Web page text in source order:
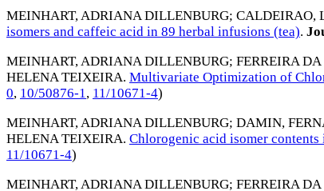
MEINHART, ADRIANA DILLENBURG; CALDEIRAO,
isomers and caffeic acid in 89 herbal infusions (tea).
MEINHART, ADRIANA DILLENBURG; FERREIRA
HELENA TEIXEIRA. Multivariate Optimization of
0, 10/50876-1, 11/10671-4)
MEINHART, ADRIANA DILLENBURG; DAMIN,
HELENA TEIXEIRA. Chlorogenic acid isomer
11/10671-4)
MEINHART, ADRIANA DILLENBURG; FERREIRA